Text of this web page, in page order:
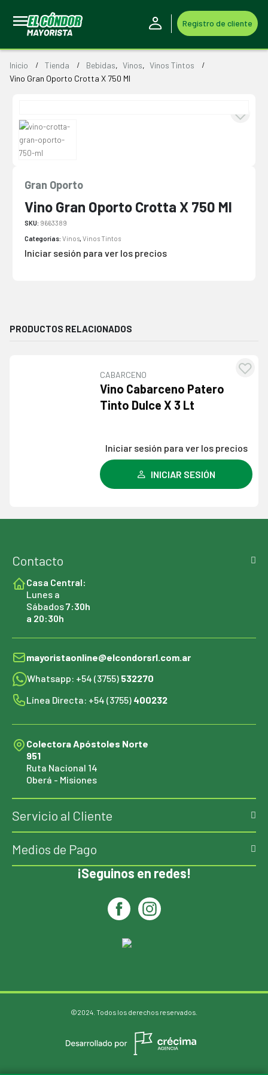
Registro de cliente
Inicio Tienda Bebidas, Vinos, Vinos Tintos
Vino Gran Oporto Crotta X 750 Ml
Gran Oporto
Vino Gran Oporto Crotta X 750 Ml
SKU: 9663389
Categorías: Vinos, Vinos Tintos
Iniciar sesión para ver los precios
PRODUCTOS RELACIONADOS
CABARCENO
Vino Cabarceno Patero
Tinto Dulce X 3 Lt
Iniciar sesión para ver los precios
INICIAR SESIÓN
Contacto
Casa Central:
Lunes a
Sábados7:30h
a 20:30h
mayoristaonline@elcondorsrl.com.ar
Whatsapp: +54 (3755) 532270
Línea Directa: +54 (3755) 400232
Colectora Apóstoles Norte
951
Ruta Nacional 14
Oberá - Misiones
Servicio al Cliente
Medios de Pago
¡Seguinos en redes!
©2024. Todos los derechos reservados.